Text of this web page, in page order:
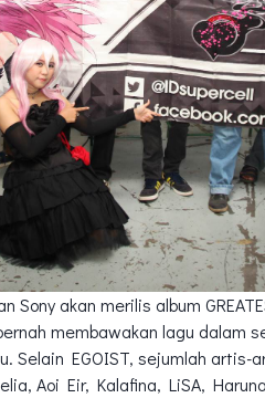
akan merilis album
membawakan lagu dalam
Selain EGOIST, sejumlah artis-
Aoi Eir, Kalafina, LiSA,